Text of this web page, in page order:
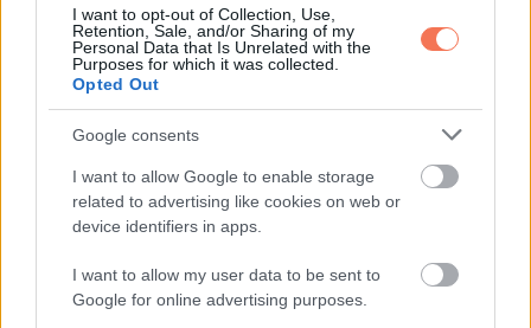
I want to opt-out of Collection, Use,
Retention, Sale, and/or Sharing of my
Personal Data that Is Unrelated with the
Purposes for which it was collected.
Opted Out
Google consents
I want to allow Google to enable storage
related to advertising like cookies on web or
device identifiers in apps.
I want to allow my user data to be sent to
Google for online advertising purposes.
fogásokban vagy akár teákban is.
Gyakorlati tippek az
étrend átalakításához